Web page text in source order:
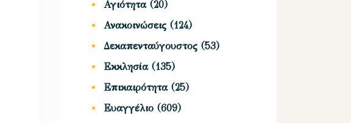
Αγιότητα(20)
Ανακοινώσεις (124)
Δεκαπενταύγουστος (53)
Εκκλησία(135)
Επικαιρότητα(25)
Ευαγγέλιο (609)